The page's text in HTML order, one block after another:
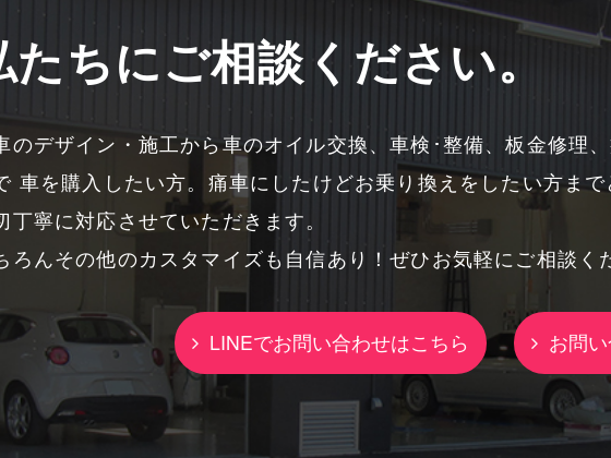
たちにご相談ください。
のデザイン・施工から車のオイル交換、車検･整備、板金修理
車を購入したい方。痛車にしたけどお乗り換えをしたい方ま
丁寧に対応させていただきます。
ろんその他のカスタマイズも自信あり！ぜひお気軽にご相談く
LINEでお問い合わせはこちら お問い